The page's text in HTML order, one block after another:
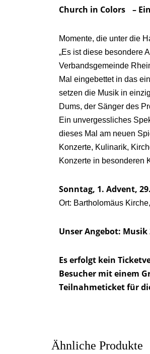
Church in Colors –
Momente, die unter die
„Es ist diese besondere
Verbandsgemeinde
Mal eingebettet in das
setzen die Musik in
Dums, der Sänger des
Ein unvergessliches
dieses Mal am neuen
Konzerte, Kulinarik,
Konzerte in besonderen
Sonntag, 1. Advent,
Ort: Bartholomäus
Unser Angebot: Musik
Es erfolgt kein
Besucher mit einem
Teilnahmeticket für
Ähnliche Produkte